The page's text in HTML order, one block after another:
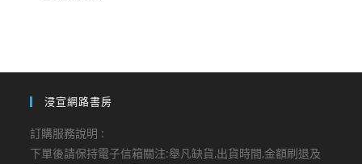
浸宣網路書房
訂購服務說明 :
下單後請保持電子信箱關注:舉凡缺貨,出貨時間,金額刷退及